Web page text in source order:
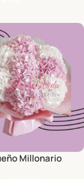
Millonario